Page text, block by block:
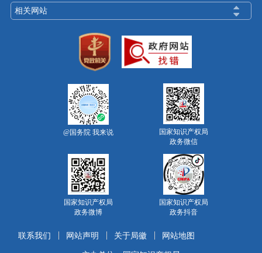
相关网站
@国务院 我来说
国家知识产权局
政务微信
国家知识产权局
政务微博
国家知识产权局
政务抖音
联系我们 网站声明 关于局徽 网站地图